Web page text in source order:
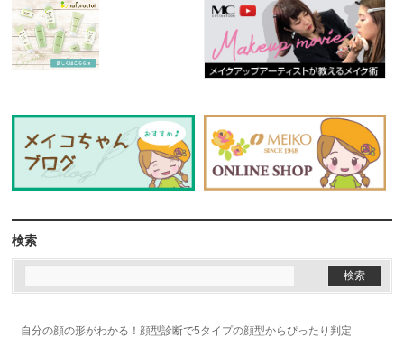
検索
自分の顔の形がわかる！顔型診断で5タイプの顔型からぴったり判定